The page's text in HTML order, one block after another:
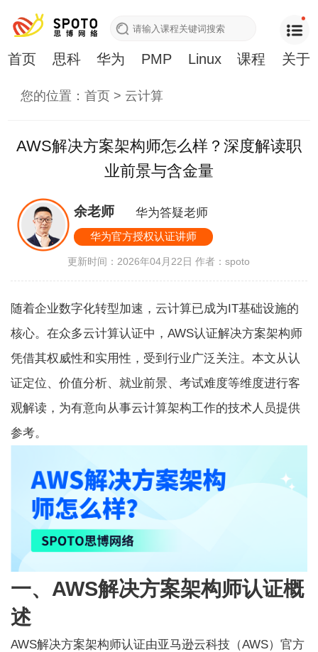
首页 思科 华为 PMP Linux 课程 关于
您的位置：首页 > 云计算
AWS解决方案架构师怎么样？深度解读职
业前景与含金量
余老师 华为答疑老师
华为官方授权认证讲师
更新时间：2026年04月22日作者：spoto
随着企业数字化转型加速，云计算已成为IT基础设施的
核心。在众多云计算认证中，AWS认证解决方案架构师
凭借其权威性和实用性，受到行业广泛关注。本文从认
证定位、价值分析、就业前景、考试难度等维度进行客
观解读，为有意向从事云计算架构工作的技术人员提供
参考。
一、AWS解决方案架构师认证概
述
AWS解决方案架构师认证由亚马逊云科技（AWS）官方